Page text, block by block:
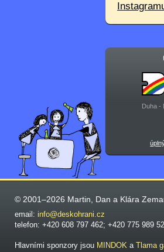
Duha -
© 2001–2026 Martin, Dan a Klára
email: info@deskohrani.cz
telefon: +420 608 797 462; +420 775 989
Hlavními sponzory jsou MINDOK a Tlama